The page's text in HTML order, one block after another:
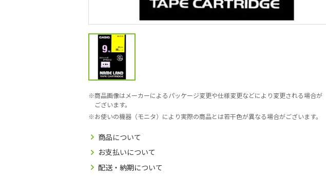
商品画像はメーカーによるパッケージ変更や仕様変更などにより変更される場合が
ございます。
お使いの機器（モニタ）により実際の商品とは若干色が異なる場合がございます。
商品について
お支払いについて
配送・納期について